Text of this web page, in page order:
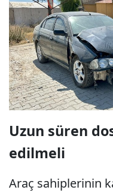
Uzun süren
edilmeli
Araç sahiplerinin